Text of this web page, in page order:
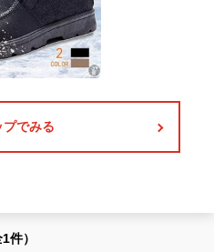
プでみる
1件）